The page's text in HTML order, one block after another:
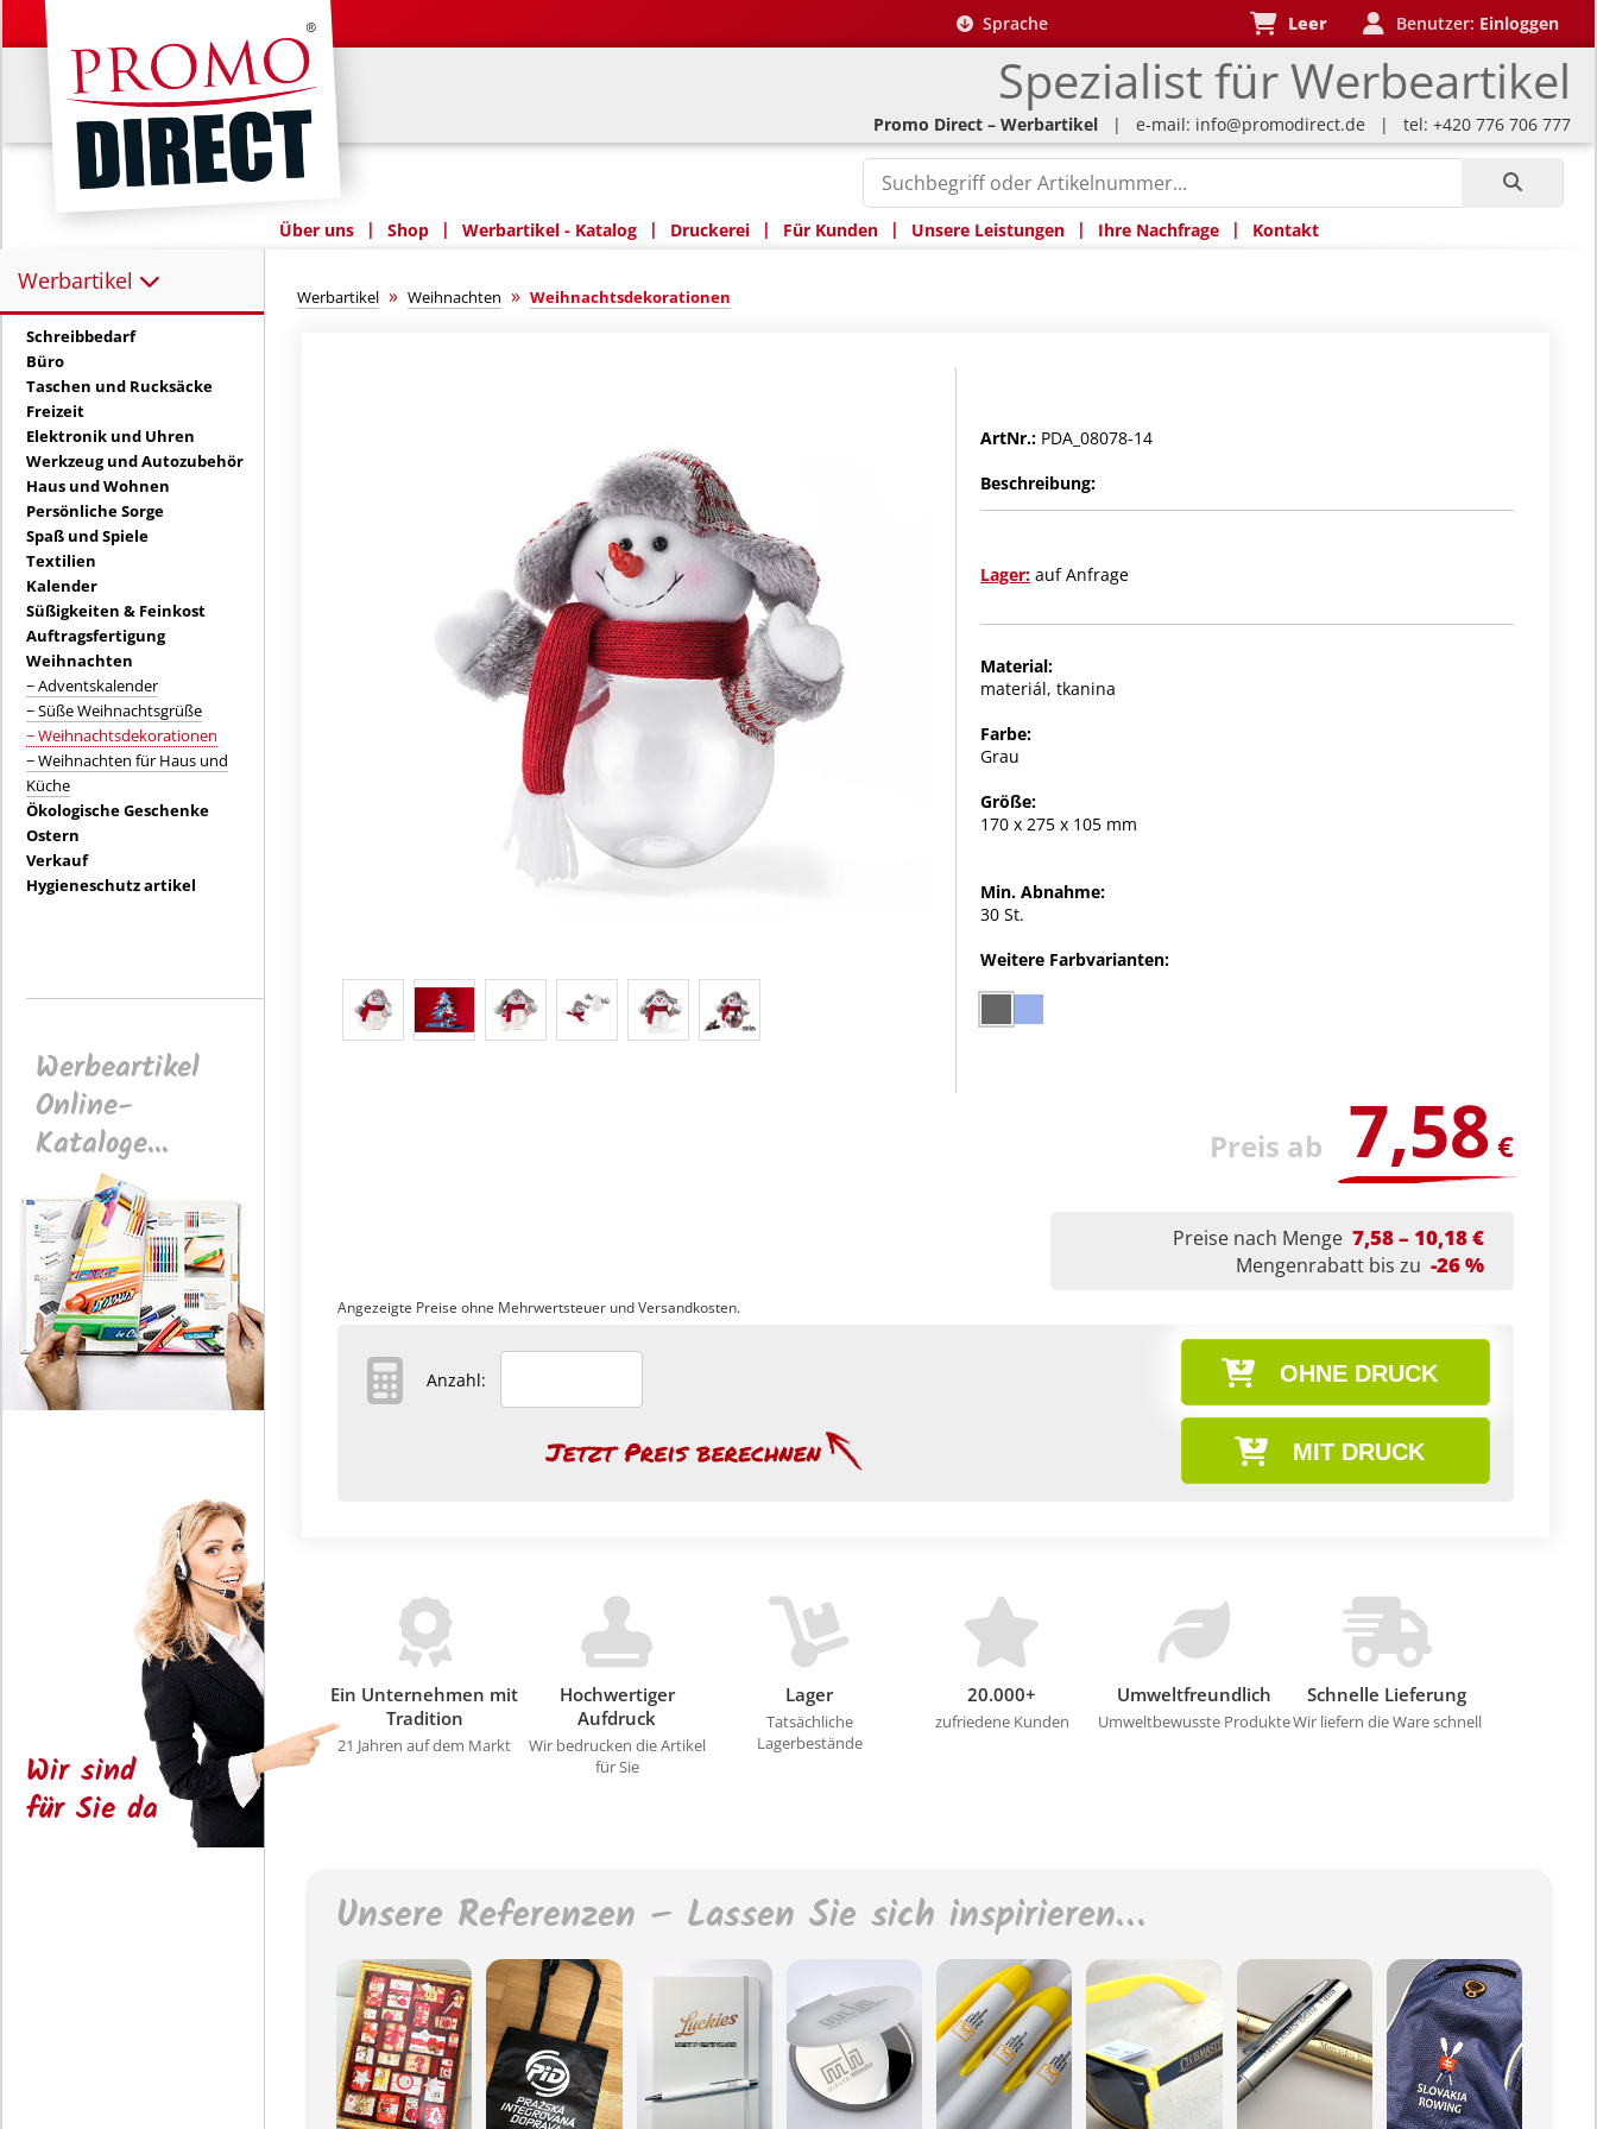
Spezialist für Werbeartikel
Sprache Leer Benutzer: Einloggen
Promo Direct – Werbartikel | e-mail: info@promodirect.de | tel: +420 776 706 777
Über uns | Shop | Werbartikel - Katalog | Druckerei | Für Kunden | Unsere Leistungen | Ihre Nachfrage | Kontakt
Werbartikel
Werbartikel:
Schreibbedarf
Büro
Taschen und Rucksäcke
Freizeit
Elektronik und Uhren
Werkzeug und Autozubehör
Haus und Wohnen
Persönliche Sorge
Spaß und Spiele
Textilien
Kalender
Süßigkeiten & Feinkost
Auftragsfertigung
Weihnachten
− Adventskalender
− Süße Weihnachtsgrüße
− Weihnachtsdekorationen
− Weihnachten für Haus und
Küche
Ökologische Geschenke
Ostern
Verkauf
Hygieneschutz artikel
Werbeartikel
Online-
Kataloge...
Wir sind
für Sie da
Werbartikel » Weihnachten » Weihnachtsdekorationen
ArtNr.: PDA_08078-14
Beschreibung:
Lager: auf Anfrage
Material:
materiál, tkanina
Farbe:
Grau
Größe:
170 x 275 x 105 mm
Min. Abnahme:
30 St.
Weitere Farbvarianten:
Preis ab 7,58 €
Preise nach Menge 7,58 – 10,18 €
Mengenrabatt bis zu -26 %
Angezeigte Preise ohne Mehrwertsteuer und Versandkosten.
OHNE DRUCK
MIT DRUCK
Anzahl:
Ein Unternehmen mit
Tradition
21 Jahren auf dem Markt
Hochwertiger
Aufdruck
Wir bedrucken die Artikel
für Sie
Lager
Tatsächliche
Lagerbestände
20.000+
zufriedene Kunden
Umweltfreundlich
Umweltbewusste Produkte
Schnelle Lieferung
Wir liefern die Ware schnell
Unsere Referenzen – Lassen Sie sich inspirieren…